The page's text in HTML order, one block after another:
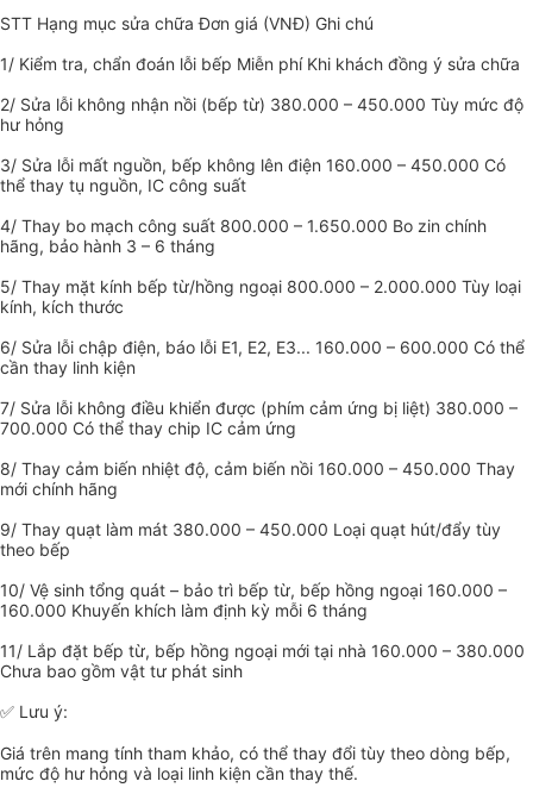
STT Hạng mục sửa chữa Đơn giá (VNĐ) Ghi chú
1/ Kiểm tra, chẩn đoán lỗi bếp Miễn phí Khi khách đồng ý sửa chữa
2/ Sửa lỗi không nhận nồi (bếp từ) 380.000 – 450.000 Tùy mức độ
hư hỏng
3/ Sửa lỗi mất nguồn, bếp không lên điện 160.000 – 450.000 Có
thể thay tụ nguồn, IC công suất
4/ Thay bo mạch công suất 800.000 – 1.650.000 Bo zin chính
hãng, bảo hành 3 – 6 tháng
5/ Thay mặt kính bếp từ/hồng ngoại 800.000 – 2.000.000 Tùy loại
kính, kích thước
6/ Sửa lỗi chập điện, báo lỗi E1, E2, E3... 160.000 – 600.000 Có thể
cần thay linh kiện
7/ Sửa lỗi không điều khiển được (phím cảm ứng bị liệt) 380.000 –
700.000 Có thể thay chip IC cảm ứng
8/ Thay cảm biến nhiệt độ, cảm biến nồi 160.000 – 450.000 Thay
mới chính hãng
9/ Thay quạt làm mát 380.000 – 450.000 Loại quạt hút/đẩy tùy
theo bếp
10/ Vệ sinh tổng quát – bảo trì bếp từ, bếp hồng ngoại 160.000 –
160.000 Khuyến khích làm định kỳ mỗi 6 tháng
11/ Lắp đặt bếp từ, bếp hồng ngoại mới tại nhà 160.000 – 380.000
Chưa bao gồm vật tư phát sinh
✅ Lưu ý:
Giá trên mang tính tham khảo, có thể thay đổi tùy theo dòng bếp,
mức độ hư hỏng và loại linh kiện cần thay thế.